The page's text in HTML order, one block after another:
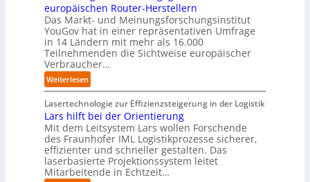
c
t
o
r
y
-
A
u
b
a
u
t
s
c
h
l
a
n
d
i
s
n
a
h
e
A
u
t
o
m
a
t
i
s
f
d
i
e
Z
u
k
u
f
t
d
e
r
I
n
m
T
e
a
m
t
r
i
t
I
n
d
u
s
v
e
r
s
a
l
A
u
o
m
a
t
i
o
europäischen Router-Herstellern
Das Markt- und Meinungsforschungsinstitut
YouGov hat in einer repräsentativen Umfrage
in 14 Ländern mit mehr als 16.000
Teilnehmenden die Sichtweise europäischer
Verbraucher…
Weiterlesen:
S
t
u
d
i
e
z
e
Lasertechnologie zur Effizienzsteigerung in der Logistik
Lars hilft bei der Orientierung
Mit dem Leitsystem Lars wollen Forschende
des Fraunhofer IML Logistikprozesse sicherer,
effizienter und schneller gestalten. Das
laserbasierte Projektionssystem leitet
Mitarbeitende in Echtzeit…